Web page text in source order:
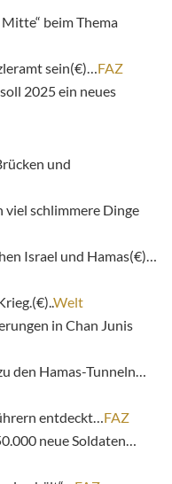
Mitte“ beim Thema
sein(€)… FAZ
2025 ein neues
und
viel schlimmere Dinge
Israel und Hamas(€)…
Welt
in Chan Junis
den Hamas-Tunneln…
entdeckt… FAZ
neue Soldaten…